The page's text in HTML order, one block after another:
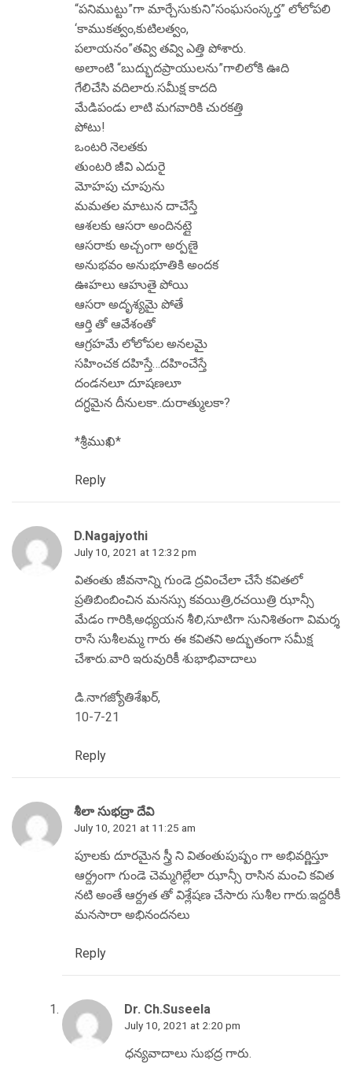
“పనిముట్టు”గా మార్చేసుకుని”సంఘసంస్కర్త” లోలోపలి
‘కాముకత్వం,కుటిలత్వం,
పలాయనం”తవ్వి తవ్వి ఎత్తి పోశారు.
అలాంటి “బుద్భుదప్రాయులను”గాలిలోకి ఊది
గేలిచేసి వదిలారు.సమీక్ష కాదది
మేడిపండు లాటి మగవారికి చురకత్తి
పోటు!
ఒంటరి నెలతకు
తుంటరి జీవి ఎదురై
మోహపు చూపును
మమతల మాటున దాచేస్తే
ఆశలకు ఆసరా అందినట్లై
ఆసరాకు అచ్చంగా అర్పణై
అనుభవం అనుభూతికి అందక
ఊహలు ఆహుతై పోయి
ఆసరా అదృశ్యమై పోతే
ఆర్తి తో ఆవేశంతో
ఆగ్రహమే లోలోపల అనలమై
సహించక దహిస్తే…దహించేస్తే
దండనలూ దూషణలూ
దగ్ధమైన దీనులకా..దురాత్ములకా?
*శ్రీముఖి*
Reply
D.Nagajyothi
July 10, 2021 at 12:32 pm
వితంతు జీవనాన్ని గుండె ద్రవించేలా చేసే కవితలో
ప్రతిబింబించిన మనస్సు కవయిత్రి,రచయిత్రి ఝాన్సీ
మేడం గారికి,అధ్యయన శీలి,సూటిగా సునిశితంగా విమర్శ
రాసే సుశీలమ్మ గారు ఈ కవితని అద్భుతంగా సమీక్ష
చేశారు.వారి ఇరువురికీ శుభాభివాదాలు
డి.నాగజ్యోతిశేఖర్,
10-7-21
Reply
శీలా సుభద్రా దేవి
July 10, 2021 at 11:25 am
పూలకు దూరమైన స్త్రీ ని వితంతుపుష్పం గా అభివర్ణిస్తూ
ఆర్ద్రంగా గుండె చెమ్మగిల్లేలా ఝాన్సీ రాసిన మంచి కవిత
నటి అంతే ఆర్ద్రత తో విశ్లేషణ చేసారు సుశీల గారు.ఇద్దరికీ
మనసారా అభినందనలు
Reply
Dr. Ch.Suseela
July 10, 2021 at 2:20 pm
ధన్యవాదాలు సుభద్ర గారు.